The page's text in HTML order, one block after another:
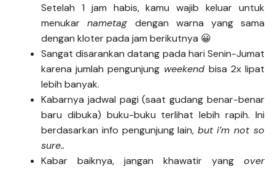
Setelah 1 jam habis, kamu wajib keluar untuk
menukarnametagdengan warna yang sama
dengan kloter pada jam berikutnya 😀
Sangat disarankan datang pada hari Senin-Jumat
karena jumlah pengunjung weekend bisa 2x lipat
lebih banyak.
Kabarnya jadwal pagi (saat gudang benar-benar
baru dibuka) buku-buku terlihat lebih rapih. Ini
berdasarkan info pengunjung lain, but i’m not so
sure..
Kabar baiknya, jangan khawatir yang over